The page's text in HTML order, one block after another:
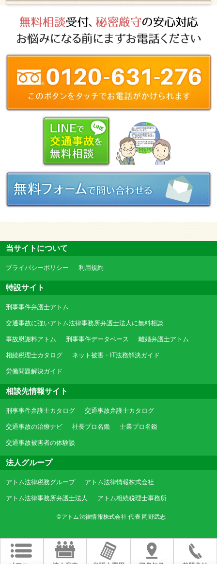
当サイトについて
プライバシーポリシー 利用規約
特設サイト
刑事事件弁護士アトム
交通事故に強いアトム法律事務所弁護士法人に無料相談
事故慰謝料アトム 刑事事件データベース 離婚弁護士アトム
相続税理士カタログ ネット被害・IT法務解決ガイド
労働問題解決ガイド
相談先情報サイト
刑事事件弁護士カタログ 交通事故弁護士カタログ
交通事故の治療ナビ 社長プロ名鑑 士業プロ名鑑
交通事故被害者の体験談
法人グループ
アトム法律税務グループ アトム法律情報株式会社
アトム法律事務所弁護士法人 アトム相続税理士事務所
©アトム法律情報株式会社 代表 岡野武志